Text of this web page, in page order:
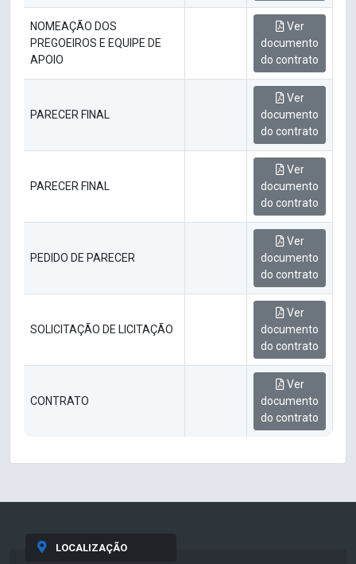
NOMEAÇÃO DOS
PREGOEIROS E EQUIPE DE
APOIO
Ver
documento
do contrato
PARECER FINAL
Ver
documento
do contrato
PARECER FINAL
Ver
documento
do contrato
PEDIDO DE PARECER
Ver
documento
do contrato
SOLICITAÇÃO DE LICITAÇÃO
Ver
documento
do contrato
CONTRATO
Ver
documento
do contrato
LOCALIZAÇÃO